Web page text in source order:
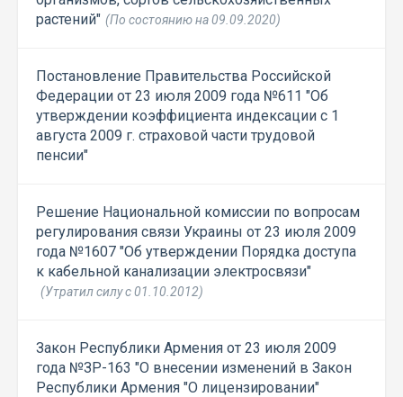
растений" (По состоянию на 09.09.2020)
Постановление Правительства Российской
Федерации от 23 июля 2009 года №611 "Об
утверждении коэффициента индексации с 1
августа 2009 г. страховой части трудовой
пенсии"
Решение Национальной комиссии по вопросам
регулирования связи Украины от 23 июля 2009
года №1607 "Об утверждении Порядка доступа
к кабельной канализации электросвязи"
(Утратил силу с 01.10.2012)
Закон Республики Армения от 23 июля 2009
года №ЗР-163 "О внесении изменений в Закон
Республики Армения "О лицензировании"